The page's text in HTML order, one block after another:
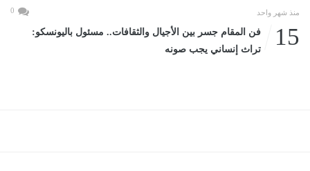
منذ شهر واحد 0
15
فن المقام جسر بين الأجيال والثقافات.. مسئول باليونسكو:
تراث إنساني يجب صونه